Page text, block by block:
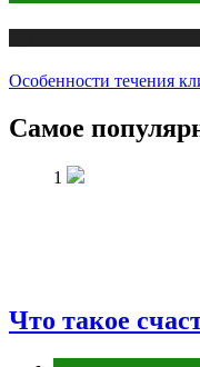
Особенности течения
Самое
1
Что такое